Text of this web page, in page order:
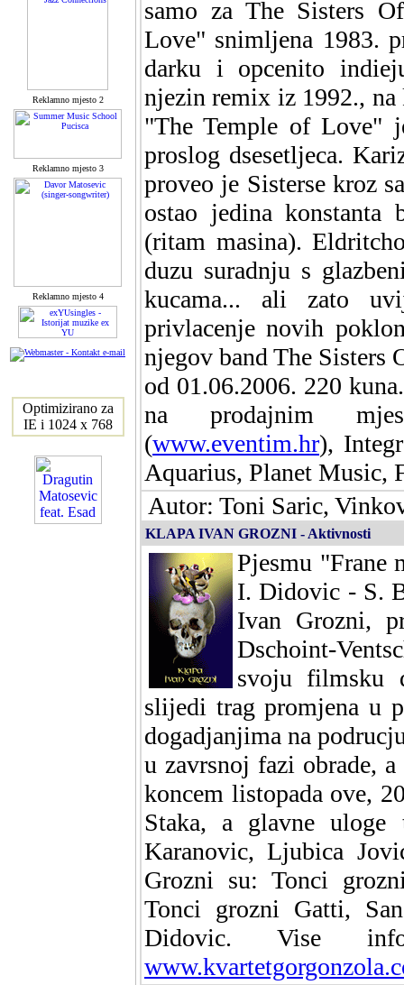
Reklamno mjesto 2
Reklamno mjesto 3
Reklamno mjesto 4
Optimizirano za
IE i 1024 x 768
samo za The Sisters
Love" snimljena 1983.
darku i opcenito
njezin remix iz 1992.,
"The Temple of Love"
proslog dsesetljeca.
proveo je Sisterse kroz
ostao jedina konstanta
(ritam masina).
duzu suradnju s
kucama... ali zato
privlacenje novih
njegov band The Sisters
od 01.06.2006. 220
na prodajnim
(www.eventim.hr),
Aquarius, Planet Music,
Autor: Toni Saric,
KLAPA IVAN GROZNI - Aktivnosti
Pjesmu "Frane
I. Didovic - S.
Ivan Grozni,
Dschoint-
svoju filmsku
slijedi trag promjena u
dogadjanjima na
u zavrsnoj fazi obrade,
koncem listopada ove,
Staka, a glavne uloge
Karanovic, Ljubica
Grozni su: Tonci
Tonci grozni Gatti,
Didovic. Vise